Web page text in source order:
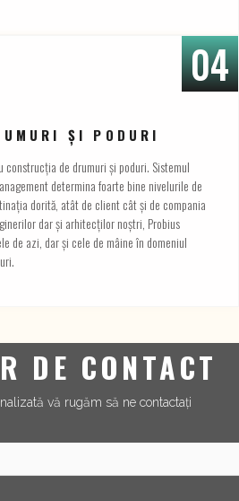
ȘI PODURI
construcția de drumuri și poduri. Sistemul
determina foarte bine nivelurile de
dorită, atât de client cât și de compania
dar și arhitecților noștri, Probius
de azi, dar și cele de mâine în domeniul
04
DE CONTACT
vă rugăm să ne contactați